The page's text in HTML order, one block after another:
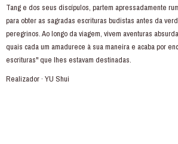
Tang e dos seus discípulos, partem apressadamente
para obter as sagradas escrituras budistas antes da
peregrinos. Ao longo da viagem, vivem aventuras
quais cada um amadurece à sua maneira e acaba por
escrituras" que lhes estavam destinadas.
Realizador · YU Shui